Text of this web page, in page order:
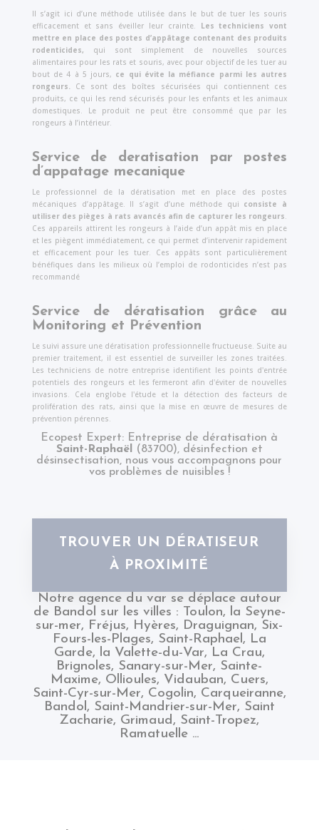
Il s’agit ici d’une méthode utilisée dans le but de tuer les souris
efficacement et sans éveiller leur crainte.
Les techniciens vont
mettre en place des postes d’appâtage contenant des produits
rodenticides, qui sont simplement de nouvelles sources
alimentaires pour les rats et souris, avec pour objectif de les tuer au
bout de 4 à 5 jours, ce qui évite la méfiance parmi les autres
rongeurs.
Ce sont des boîtes sécurisées qui contiennent ces
produits, ce qui les rend sécurisés pour les enfants et les animaux
domestiques. Le produit ne peut être consommé que par les
rongeurs à l’intérieur.
Service de deratisation par postes
d’appatage mecanique
Le professionnel de la dératisation met en place des postes
mécaniques d’appâtage. Il s’agit d’une méthode qui consiste à
utiliser des pièges à rats avancés afin de capturer les rongeurs
Ces appareils attirent les rongeurs à l’aide d’un appât mis en place
et les piègent immédiatement, ce qui permet d’intervenir rapidement
et efficacement pour les tuer. Ces appâts sont particulièrement
bénéfiques dans les milieux où l’emploi de rodonticides n’est pas
recommandé
Service de dératisation grâce au
Monitoring et Prévention
Le suivi assure une dératisation professionnelle fructueuse. Suite au
premier traitement, il est essentiel de surveiller les zones traitées.
Les techniciens de notre entreprise identifient les points d'entrée
potentiels des rongeurs et les fermeront afin d'éviter de nouvelles
invasions. Cela englobe l'étude et la détection des facteurs de
prolifération des rats, ainsi que la mise en œuvre de mesures de
prévention pérennes.
Ecopest Expert: Entreprise de dératisation à
Saint-Raphaël
(83700), désinfection et
désinsectisation, nous vous accompagnons pour
vos problèmes de nuisibles !
TROUVER UN DÉRATISEUR
À PROXIMITÉ
Notre agence du var se déplace autour
de Bandol sur les villes : Toulon, la Seyne-
sur-mer, Fréjus, Hyères, Draguignan, Six-
Fours-les-Plages, Saint-Raphael, La
Garde, la Valette-du-Var, La Crau,
Brignoles, Sanary-sur-Mer, Sainte-
Maxime, Ollioules, Vidauban, Cuers,
Saint-Cyr-sur-Mer, Cogolin, Carqueiranne,
Bandol, Saint-Mandrier-sur-Mer, Saint
Zacharie, Grimaud, Saint-Tropez,
Ramatuelle …